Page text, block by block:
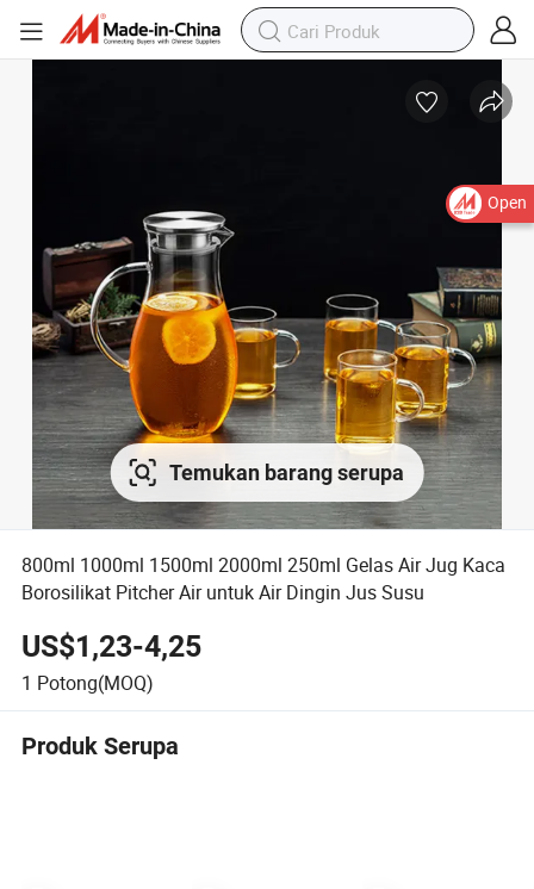
Open
Temukan barang serupa
800ml 1000ml 1500ml 2000ml 250ml Gelas Air Jug Kaca
Borosilikat Pitcher Air untuk Air Dingin Jus Susu
US$1,23-4,25
1 Potong(MOQ)
Produk Serupa